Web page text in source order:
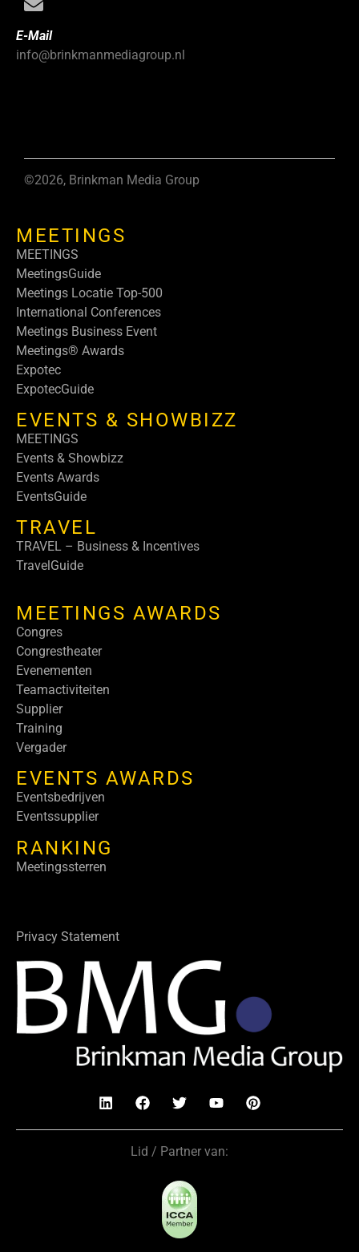
E-Mail
info@brinkmanmediagroup.nl
©2026, Brinkman Media Group
MEETINGS
MEETINGS
MeetingsGuide
Meetings Locatie Top-500
International Conferences
Meetings Business Event
Meetings® Awards
Expotec
ExpotecGuide
EVENTS & SHOWBIZZ
MEETINGS
Events & Showbizz
Events Awards
EventsGuide
TRAVEL
TRAVEL – Business & Incentives
TravelGuide
MEETINGS AWARDS
Congres
Congrestheater
Evenementen
Teamactiviteiten
Supplier
Training
Vergader
EVENTS AWARDS
Eventsbedrijven
Eventssupplier
RANKING
Meetingssterren
Privacy Statement
Lid / Partner van: